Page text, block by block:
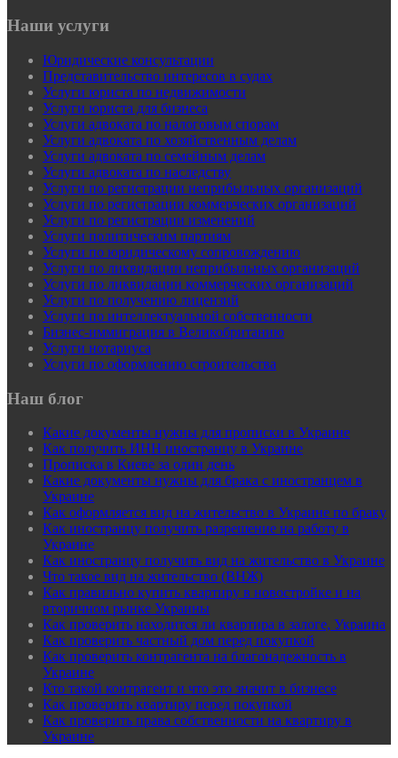
Наши услуги
Юридические консультации
Представительство интересов в судах
Услуги юриста по недвижимости
Услуги юриста для бизнеса
Услуги адвоката по налоговым спорам
Услуги адвоката по хозяйственным делам
Услуги адвоката по семейным делам
Услуги адвоката по наследству
Услуги по регистрации неприбыльных организаций
Услуги по регистрации коммерческих организаций
Услуги по регистрации изменений
Услуги политическим партиям
Услуги по юридическому сопровождению
Услуги по ликвидации неприбыльных организаций
Услуги по ликвидации коммерческих организаций
Услуги по получению лицензий
Услуги по интеллектуальной собственности
Бизнес-иммиграция в Великобританию
Услуги нотариуса
Услуги по оформлению строительства
Наш блог
Какие документы нужны для прописки в Украине
Как получить ИНН иностранцу в Украине
Прописка в Киеве за один день
Какие документы нужны для брака с иностранцем в
Украине
Как оформляется вид на жительство в Украине по браку
Как иностранцу получить разрешение на работу в
Украине
Как иностранцу получить вид на жительство в Украине
Что такое вид на жительство (ВНЖ)
Как правильно купить квартиру в новостройке и на
вторичном рынке Украины
Как проверить находится ли квартира в залоге, Украина
Как проверить частный дом перед покупкой
Как проверить контрагента на благонадежность в
Украине
Кто такой контрагент и что это значит в бизнесе
Как проверить квартиру перед покупкой
Как проверить права собственности на квартиру в
Украине